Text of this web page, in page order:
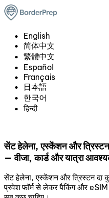
English
简体中文
繁體中文
Español
Français
日本語
한국어
हिन्दी
सेंट हेलेना, एस्केंशन और
— वीजा, कार्ड और यात्रा
सेंट हेलेना, एस्केंशन और त्रिस्टन दा
प्रवेश फॉर्म से लेकर पैकिंग और